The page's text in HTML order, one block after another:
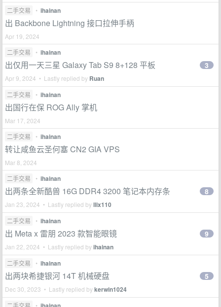
二手交易
• ihainan
出 Backbone Lightning 接口拉伸手柄
Apr 19, 2024
二手交易
• ihainan
出仅用一天三星 Galaxy Tab S9 8+128 平板
Apr 9, 2024 • Lastly replied by Ruan
3
二手交易 • ihainan
出国行在保 ROG Ally 掌机
Mar 17, 2024
二手交易
• ihainan
转让咸鱼云圣何塞 CN2 GIA VPS
Mar 8, 2024
二手交易
• ihainan
出两条全新酷兽 16G DDR4 3200 笔记本内存条
Jan 23, 2024 • Lastly replied byllix110
8
二手交易 • ihainan
出 Meta x 雷朋 2023 款智能眼镜
Jan 22, 2024 • Lastly replied byihainan
9
二手交易 • ihainan
出两块希捷银河 14T 机械硬盘
Dec 30, 2023 • Lastly replied bykerwin1024
5
二手交易 •